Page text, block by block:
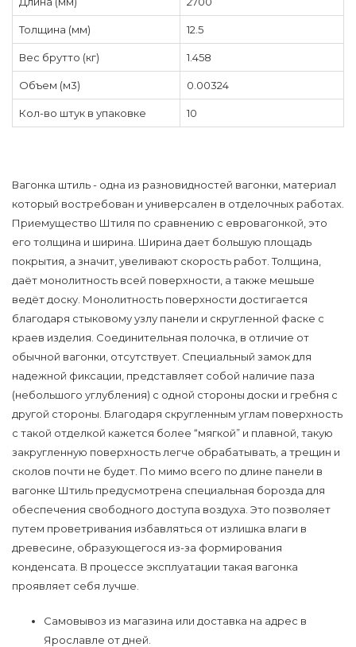
Толщина (мм) 12.5
Вес брутто (кг) 1.458
Объем (м3) 0.00324
Кол-во штук в упаковке 10
Вагонка штиль - одна из разновидностей вагонки, материал
который востребован и универсален в отделочных работах.
Приемущество Штиля по сравнению с евровагонкой, это
его толщина и ширина. Ширина дает большую площадь
покрытия, а значит, увеливают скорость работ. Толщина,
даёт монолитность всей поверхности, а также мешьше
ведёт доску. Монолитность поверхности достигается
благодаря стыковому узлу панели и скругленной фаске с
краев изделия. Соединительная полочка, в отличие от
обычной вагонки, отсутствует. Специальный замок для
надежной фиксации, представляет собой наличие паза
(небольшого углубления) с одной стороны доски и гребня с
другой стороны. Благодаря скругленным углам поверхность
с такой отделкой кажется более “мягкой” и плавной, такую
закругленную поверхность легче обрабатывать, а трещин и
сколов почти не будет. По мимо всего по длине панели в
вагонке Штиль предусмотрена специальная борозда для
обеспечения свободного доступа воздуха. Это позволяет
путем проветривания избавляться от излишка влаги в
древесине, образующегося из-за формирования
конденсата. В процессе эксплуатации такая вагонка
проявляет себя лучше.
Самовывоз из магазина или доставка на адрес в
Ярославле от дней.